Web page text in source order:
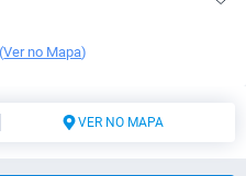
(Ver no Mapa)
VER NO MAPA